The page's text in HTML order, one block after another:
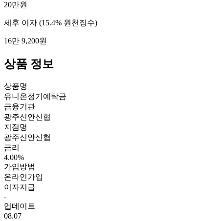
20만원
세후 이자 (15.4% 원천징수)
16만 9,200원
상품 정보
상품명
유니온정기예탁금
금융기관
광주신안신협
지점명
광주신안신협
금리
4.00%
가입방법
온라인가입
이자지급
-
업데이트
08.07